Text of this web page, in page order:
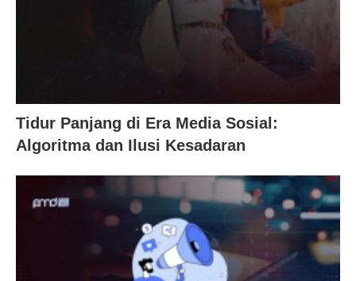
Tidur Panjang di Era Media Sosial:
Algoritma dan Ilusi Kesadaran